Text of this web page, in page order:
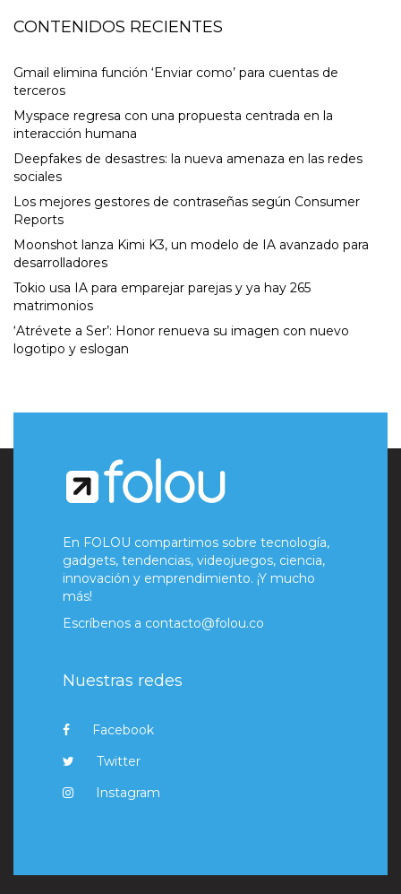
CONTENIDOS RECIENTES
Gmail elimina función ‘Enviar como’ para cuentas de
terceros
Myspace regresa con una propuesta centrada en la
interacción humana
Deepfakes de desastres: la nueva amenaza en las redes
sociales
Los mejores gestores de contraseñas según Consumer
Reports
Moonshot lanza Kimi K3, un modelo de IA avanzado para
desarrolladores
Tokio usa IA para emparejar parejas y ya hay 265
matrimonios
‘Atrévete a Ser’: Honor renueva su imagen con nuevo
logotipo y eslogan
En FOLOU compartimos sobre tecnología,
gadgets, tendencias, videojuegos, ciencia,
innovación y emprendimiento. ¡Y mucho
más!
Escríbenos a contacto@folou.co
Nuestras redes
Facebook
Twitter
Instagram